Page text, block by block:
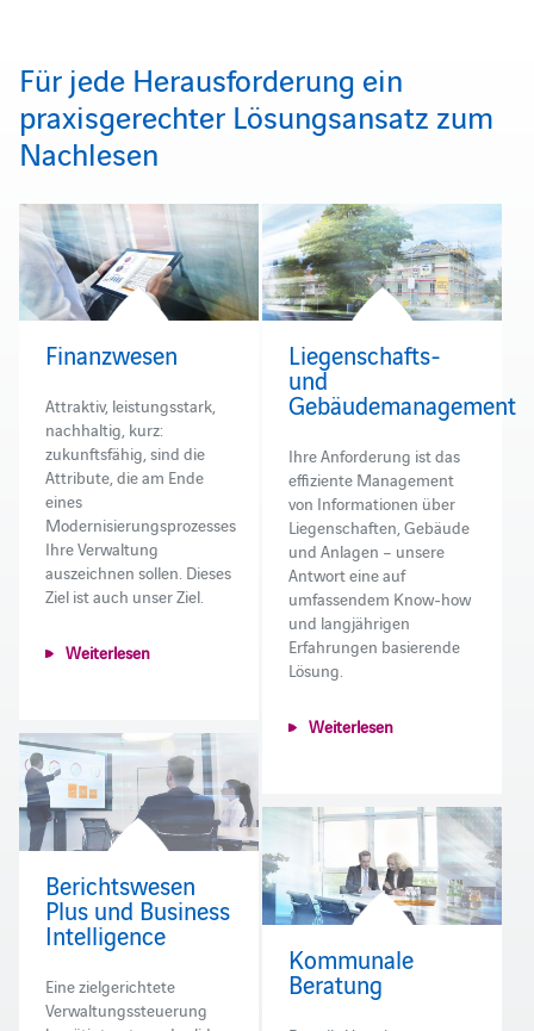
Für jede Herausforderung ein
praxisgerechter Lösungsansatz zum
Nachlesen
Finanzwesen
Attraktiv, leistungsstark,
nachhaltig, kurz:
zukunftsfähig, sind die
Attribute, die am Ende
eines
Modernisierungsprozesses
Ihre Verwaltung
auszeichnen sollen. Dieses
Ziel ist auch unser Ziel.
Weiterlesen
Liegenschafts-
und
Gebäudemanagement
Ihre Anforderung ist das
effiziente Management
von Informationen über
Liegenschaften, Gebäude
und Anlagen – unsere
Antwort eine auf
umfassendem Know-how
und langjährigen
Erfahrungen basierende
Lösung.
Weiterlesen
Berichtswesen
Plus und Business
Intelligence
Eine zielgerichtete
Verwaltungssteuerung
Kommunale
Beratung